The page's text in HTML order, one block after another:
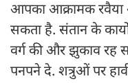
आपका आक्रामक रवैया
सकता है. संतान के
वर्ग की और झुकाव रह
पनपने दे. शत्रुओं पर